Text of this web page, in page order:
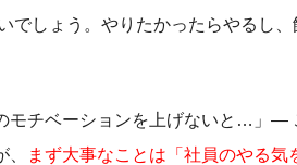
でしょう。やりたかったらやるし
モチベーションを上げないと…」―
まず大事なことは 「社員のやる気